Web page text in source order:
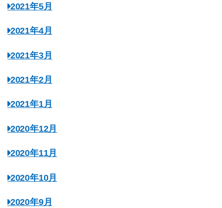
2021年5月
2021年4月
2021年3月
2021年2月
2021年1月
2020年12月
2020年11月
2020年10月
2020年9月